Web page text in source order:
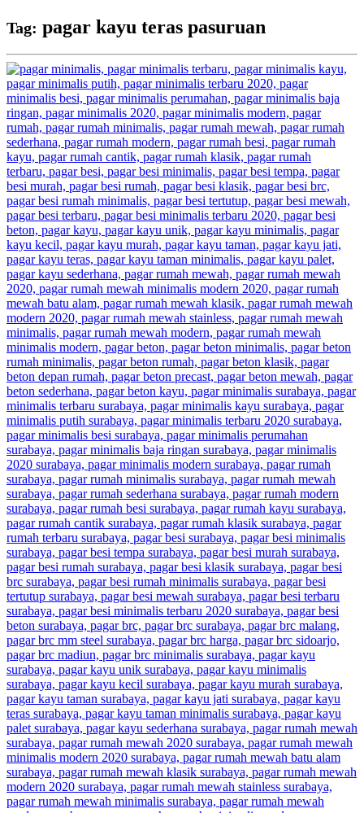
Tag: pagar kayu teras pasuruan